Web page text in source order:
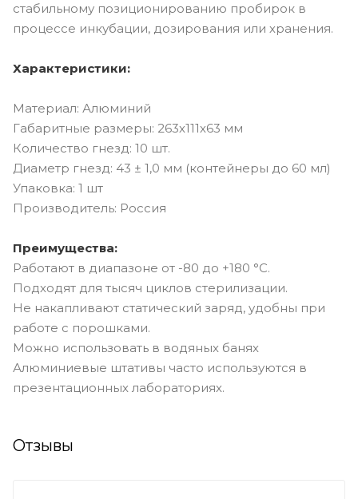
стабильному позиционированию пробирок в
процессе инкубации, дозирования или хранения.
Характеристики:
Материал: Алюминий
Габаритные размеры: 263х111х63 мм
Количество гнезд: 10 шт.
Диаметр гнезд: 43 ± 1,0 мм (контейнеры до 60 мл)
Упаковка: 1 шт
Производитель: Россия
Преимущества:
Работают в диапазоне от -80 до +180 °C.
Подходят для тысяч циклов стерилизации.
Не накапливают статический заряд, удобны при
работе с порошками.
Можно использовать в водяных банях
Алюминиевые штативы часто используются в
презентационных лабораториях.
Отзывы